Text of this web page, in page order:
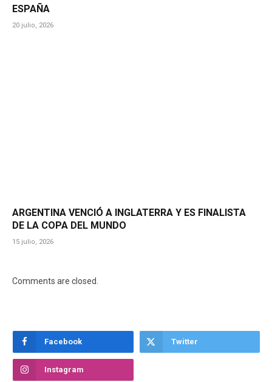
ESPAÑA
20 julio, 2026
ARGENTINA VENCIÓ A INGLATERRA Y ES FINALISTA
DE LA COPA DEL MUNDO
15 julio, 2026
Comments are closed.
Facebook Twitter
Instagram